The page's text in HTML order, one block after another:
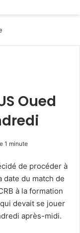
Oued
1 minute
de procéder à
date du match de
à la formation
devait se jouer
après-midi.